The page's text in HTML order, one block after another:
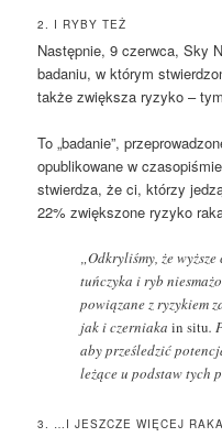
2. I RYBY TEŻ
Następnie, 9 czerwca, Sky
badaniu, w którym
także zwiększa ryzyko –
To „badanie”,
opublikowane w
stwierdza, że ci, którzy
22% zwiększone ryzyko
„Odkryliśmy, że
tuńczyka i ryb
powiązane z ryzykiem
jak i czerniakain situ.
aby prześledzić
leżące u podstaw tych
3. …I JESZCZE WIĘCEJ